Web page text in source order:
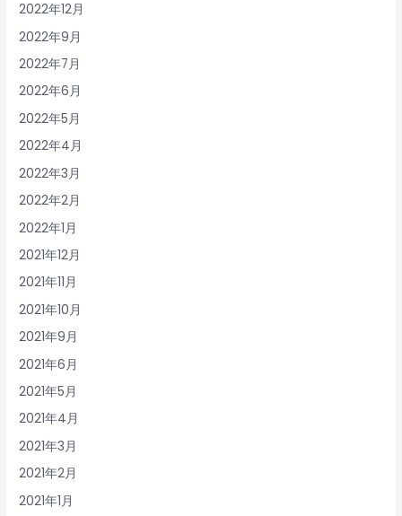
2022年12月
2022年9月
2022年7月
2022年6月
2022年5月
2022年4月
2022年3月
2022年2月
2022年1月
2021年12月
2021年11月
2021年10月
2021年9月
2021年6月
2021年5月
2021年4月
2021年3月
2021年2月
2021年1月